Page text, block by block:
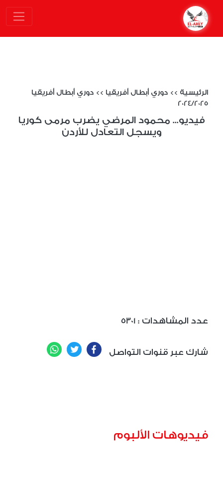
الرئيسية >> دوري أبطال أفريقيا >> دوري أبطال أفريقيا
2024/2025
فيديو... محمود المرضي يضرب مرمى كوريا
ويسجل التعادل للأردن
5301 : عدد المشاهدات
شارك عبر قنوات التواصل Facebook
Twitter
فيديوهات الألبوم